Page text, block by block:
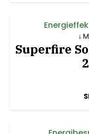
Superfire